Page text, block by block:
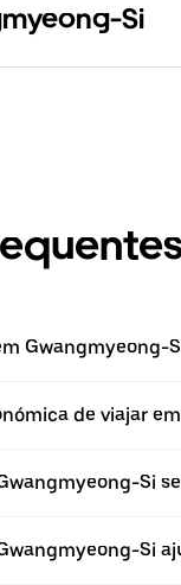
Si
Gwangmyeong-
de viajar
Si
Si